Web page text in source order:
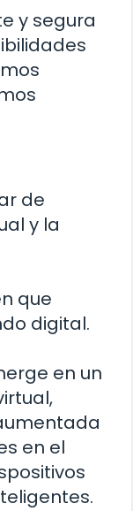
y segura
de
y la
que
digital.
en un
en el